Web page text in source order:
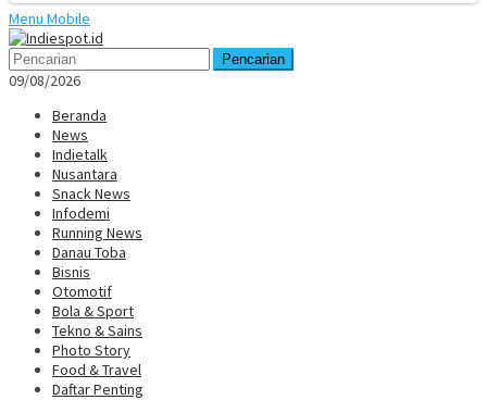
Menu Mobile
Pencarian
09/08/2026
Beranda
News
Indietalk
Nusantara
Snack News
Infodemi
Running News
Danau Toba
Bisnis
Otomotif
Bola & Sport
Tekno & Sains
Photo Story
Food & Travel
Daftar Penting